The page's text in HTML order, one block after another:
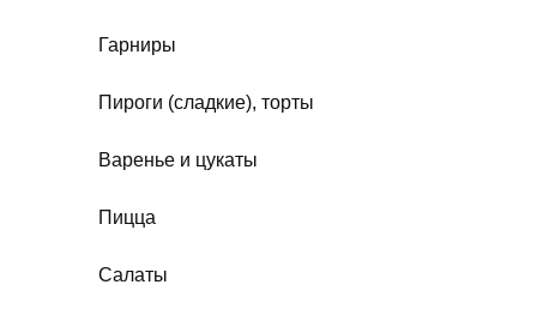
Гарниры
Пироги (сладкие), торты
Варенье и цукаты
Пицца
Салаты